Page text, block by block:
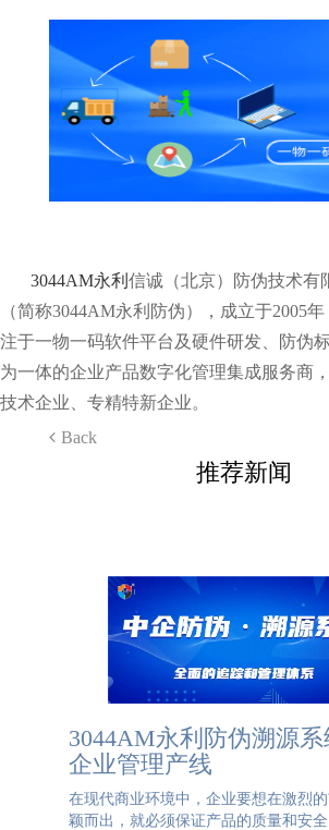
3044AM永利 信诚（北京）防伪技术有
（简称3044AM永利防伪），成立于2005
注于一物一码软件平台及硬件研发、防伪
为一体的企业产品数字化管理集成服务商
技术企业、专精特新企业。
Back
推荐新闻
3044AM永利防伪溯源
企业管理产线
在现代商业环境中，企业要想在激烈
颖而出，就必须保证产品的质量和安全